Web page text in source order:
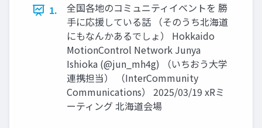
1.
全国各地のコミュニティイベントを 勝
手に応援している話 （そのうち北海道
にもなんかあるでしょ） Hokkaido
MotionControl Network Junya
Ishioka (@jun_mh4g) （いちおう大学
連携担当） （InterCommunity
Communications） 2025/03/19 xRミ
ーティング 北海道会場